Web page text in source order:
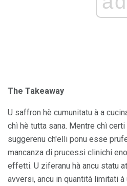
The Takeaway
U saffron hè cumunitatu à a
chì hè tutta sana. Mentre chì
suggerenu ch'elli ponu esse
mancanza di prucessi clinichi
effetti. U ziferanu hà ancu statu
avversi, ancu in quantità limitati